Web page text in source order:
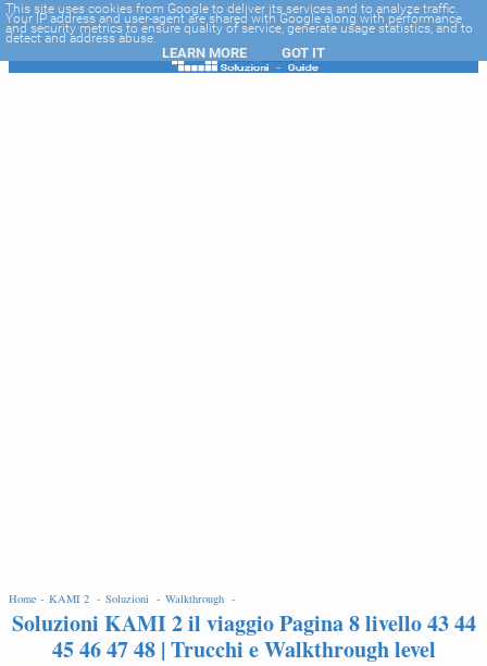
-->
Home - KAMI 2 - Soluzioni - Walkthrough -
Soluzioni KAMI 2 il viaggio Pagina 8 livello 43 44
45 46 47 48 | Trucchi e Walkthrough level
This site uses cookies from Google to deliver its services and to analyze traffic.
Your IP address and user-agent are shared with Google along with performance
and security metrics to ensure quality of service, generate usage statistics, and to
detect and address abuse.
LEARN MORE GOT IT